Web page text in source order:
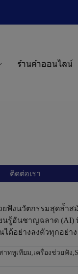
ร้านค้าออนไลน์
ติดต่อเรา
วยฟังนวัตกรรมสุดล้ำ
นรู้อันชาญฉลาด (AI)
ด้อย่างลงตัวทุกอย่าง
าทหูเทียม,เครื่องช่วยฟัง,